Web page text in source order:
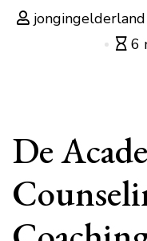
jongingelderland
6
De